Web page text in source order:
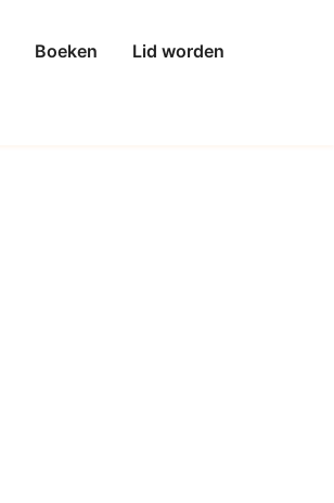
Boeken
Lid worden